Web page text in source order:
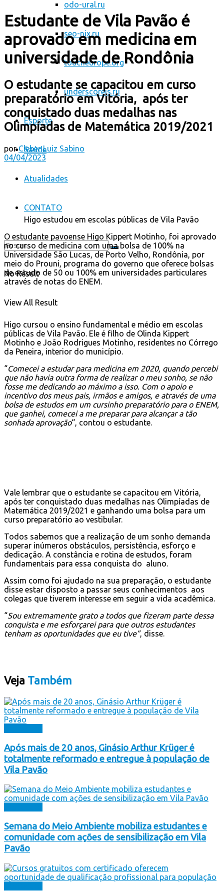
odo-ural.ru
seo-nix.ru
toucheurope.org
underscorejs.ru
Esporte
Saúde
Atualidades
CONTATO
No Result
View All Result
Estudante de Vila Pavão é
aprovado em medicina em
universidade de Rondônia
O estudante se capacitou em curso
preparatório em Vitória, após ter
conquistado duas medalhas nas
Olimpíadas de Matemática 2019/2021
por Cleber Luiz Sabino
04/04/2023
Higo estudou em escolas públicas de Vila Pavão
O estudante pavoense Higo Kippert Motinho, foi aprovado
no curso de medicina com uma bolsa de 100% na
Universidade São Lucas, de Porto Velho, Rondônia, por
meio do Prouni, programa do governo que oferece bolsas
de estudo de 50 ou 100% em universidades particulares
através de notas do ENEM.
Higo cursou o ensino fundamental e médio em escolas
públicas de Vila Pavão. Ele é filho de Olinda Kippert
Motinho e João Rodrigues Motinho, residentes no Córrego
da Peneira, interior do município.
“Comecei a estudar para medicina em 2020, quando percebi
que não havia outra forma de realizar o meu sonho, se não
fosse me dedicando ao máximo a isso. Com o apoio e
incentivo dos meus pais, irmãos e amigos, e através de uma
bolsa de estudos em um cursinho preparatório para o ENEM,
que ganhei, comecei a me preparar para alcançar a tão
sonhada aprovação“, contou o estudante.
Vale lembrar que o estudante se capacitou em Vitória,
após ter conquistado duas medalhas nas Olimpíadas de
Matemática 2019/2021 e ganhando uma bolsa para um
curso preparatório ao vestibular.
Todos sabemos que a realização de um sonho demanda
superar inúmeros obstáculos, persistência, esforço e
dedicação. A constância e rotina de estudos, foram
fundamentais para essa conquista do aluno.
Assim como foi ajudado na sua preparação, o estudante
disse estar disposto a passar seus conhecimentos aos
colegas que tiverem interesse em seguir a vida acadêmica.
“Sou extremamente grato a todos que fizeram parte dessa
conquista e me esforçarei para que outros estudantes
tenham as oportunidades que eu tive”, disse.
Veja Também
Após mais de 20 anos, Ginásio Arthur Krüger é
totalmente reformado e entregue à população de
Vila Pavão
Semana do Meio Ambiente mobiliza estudantes e
comunidade com ações de sensibilização em Vila
Pavão